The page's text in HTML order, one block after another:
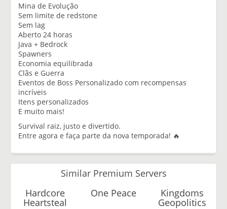
Mina de Evolução
Sem limite de redstone
Sem lag
Aberto 24 horas
Java + Bedrock
Spawners
Economia equilibrada
Clãs e Guerra
Eventos de Boss Personalizado com recompensas
incríveis
Itens personalizados
E muito mais!
Survival raiz, justo e divertido.
Entre agora e faça parte da nova temporada! 🔥
Similar Premium Servers
Hardcore
Heartsteal
One Peace Kingdoms
Geopolitics